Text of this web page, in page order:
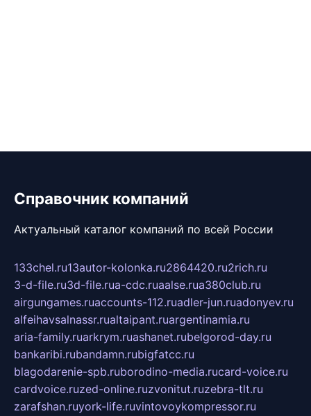
Справочник компаний
Актуальный каталог компаний по всей России
133chel.ru13autor-kolonka.ru2864420.ru2rich.ru
3-d-file.ru3d-file.rua-cdc.ruaalse.rua380club.ru
airgungames.ruaccounts-112.ruadler-jun.ruadonyev.ru
alfeihavsalnassr.rualtaipant.ruargentinamia.ru
aria-family.ruarkrym.ruashanet.rubelgorod-day.ru
bankaribi.rubandamn.rubigfatcc.ru
blagodarenie-spb.ruborodino-media.rucard-voice.ru
cardvoice.ruzed-online.ruzvonitut.ruzebra-tlt.ru
zarafshan.ruyork-life.ruvintovoykompressor.ru